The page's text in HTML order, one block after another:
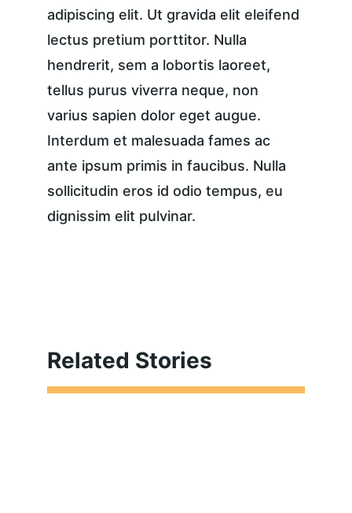
adipiscing elit. Ut gravida elit eleifend
lectus pretium porttitor. Nulla
hendrerit, sem a lobortis laoreet,
tellus purus viverra neque, non
varius sapien dolor eget augue.
Interdum et malesuada fames ac
ante ipsum primis in faucibus. Nulla
sollicitudin eros id odio tempus, eu
dignissim elit pulvinar.
Related Stories